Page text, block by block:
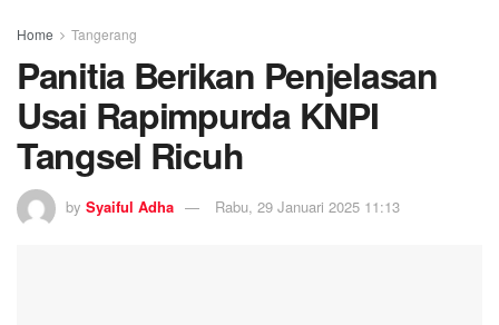
Home Tangerang
Panitia Berikan Penjelasan
Usai Rapimpurda KNPI
Tangsel Ricuh
by Syaiful Adha Rabu, 29 Januari 2025 11:13